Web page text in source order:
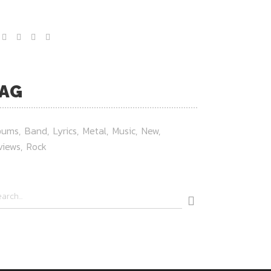
Band Lyrics Metal Music New
Rock